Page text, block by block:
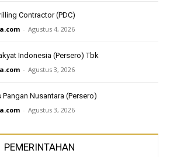
Contractor (PDC)
- Agustus 4, 2026
Indonesia (Persero) Tbk
- Agustus 3, 2026
Pangan Nusantara (Persero)
- Agustus 3, 2026
PEMERINTAHAN